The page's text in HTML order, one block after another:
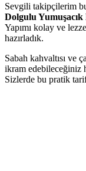
Sevgili takipçilerim
Dolgulu Yumuşacık
Yapımı kolay ve
hazırladık.
Sabah kahvaltısı ve
ikram edebileceğiniz
Sizlerde bu pratik